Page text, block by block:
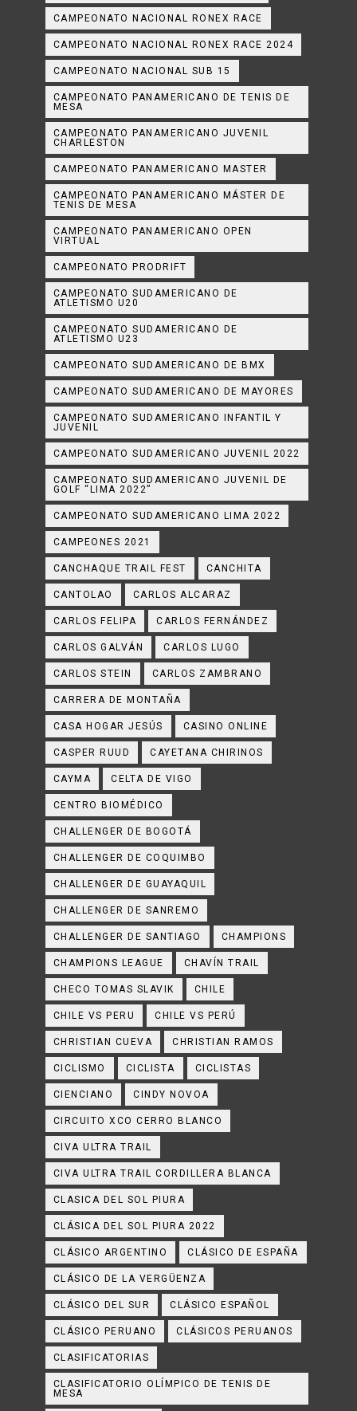
CAMPEONATO NACIONAL RONEX RACE
CAMPEONATO NACIONAL RONEX RACE 2024
CAMPEONATO NACIONAL SUB 15
CAMPEONATO PANAMERICANO DE TENIS DE
MESA
CAMPEONATO PANAMERICANO JUVENIL
CHARLESTON
CAMPEONATO PANAMERICANO MASTER
CAMPEONATO PANAMERICANO MÁSTER DE
TENIS DE MESA
CAMPEONATO PANAMERICANO OPEN
VIRTUAL
CAMPEONATO PRODRIFT
CAMPEONATO SUDAMERICANO DE
ATLETISMO U20
CAMPEONATO SUDAMERICANO DE
ATLETISMO U23
CAMPEONATO SUDAMERICANO DE BMX
CAMPEONATO SUDAMERICANO DE MAYORES
CAMPEONATO SUDAMERICANO INFANTIL Y
JUVENIL
CAMPEONATO SUDAMERICANO JUVENIL 2022
CAMPEONATO SUDAMERICANO JUVENIL DE
GOLF “LIMA 2022”
CAMPEONATO SUDAMERICANO LIMA 2022
CAMPEONES 2021
CANCHAQUE TRAIL FEST CANCHITA
CANTOLAO CARLOS ALCARAZ
CARLOS FELIPA CARLOS FERNÁNDEZ
CARLOS GALVÁN CARLOS LUGO
CARLOS STEIN CARLOS ZAMBRANO
CARRERA DE MONTAÑA
CASA HOGAR JESÚS CASINO ONLINE
CASPER RUUD CAYETANA CHIRINOS
CAYMA CELTA DE VIGO
CENTRO BIOMÉDICO
CHALLENGER DE BOGOTÁ
CHALLENGER DE COQUIMBO
CHALLENGER DE GUAYAQUIL
CHALLENGER DE SANREMO
CHALLENGER DE SANTIAGO CHAMPIONS
CHAMPIONS LEAGUE CHAVÍN TRAIL
CHECO TOMAS SLAVIK CHILE
CHILE VS PERU CHILE VS PERÚ
CHRISTIAN CUEVA CHRISTIAN RAMOS
CICLISMO CICLISTA CICLISTAS
CIENCIANO CINDY NOVOA
CIRCUITO XCO CERRO BLANCO
CIVA ULTRA TRAIL
CIVA ULTRA TRAIL CORDILLERA BLANCA
CLASICA DEL SOL PIURA
CLÁSICA DEL SOL PIURA 2022
CLÁSICO ARGENTINO CLÁSICO DE ESPAÑA
CLÁSICO DE LA VERGÜENZA
CLÁSICO DEL SUR CLÁSICO ESPAÑOL
CLÁSICO PERUANO CLÁSICOS PERUANOS
CLASIFICATORIAS
CLASIFICATORIO OLÍMPICO DE TENIS DE
MESA